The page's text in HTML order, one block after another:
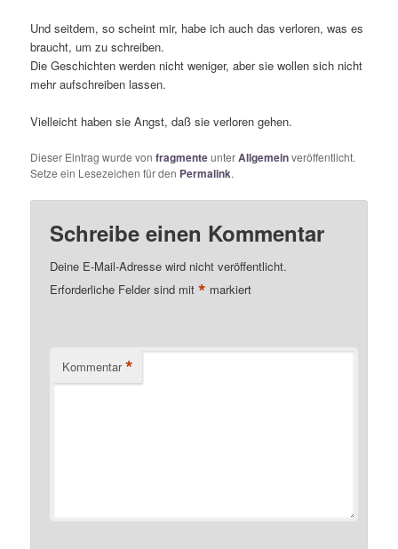
Und seitdem, so scheint mir, habe ich auch das verloren, was es
braucht, um zu schreiben.
Die Geschichten werden nicht weniger, aber sie wollen sich nicht
mehr aufschreiben lassen.
Vielleicht haben sie Angst, daß sie verloren gehen.
Dieser Eintrag wurde vonfragmenteunterAllgemeinveröffentlicht.
Setze ein Lesezeichen für den Permalink.
Schreibe einen Kommentar
Deine E-Mail-Adresse wird nicht veröffentlicht.
Erforderliche Felder sind mit* markiert
Kommentar *